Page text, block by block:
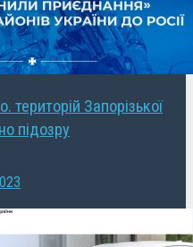
територій Запорізької
підозру